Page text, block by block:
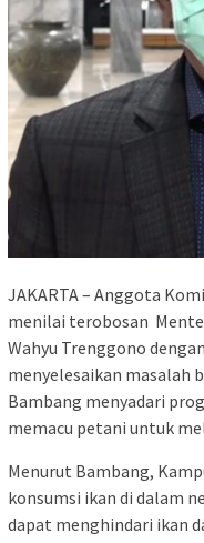
JAKARTA – Anggota
menilai terobosan
Wahyu Trenggono
menyelesaikan masalah
Bambang menyadari
memacu petani untuk
Menurut Bambang,
konsumsi ikan di dalam
dapat menghindari ikan